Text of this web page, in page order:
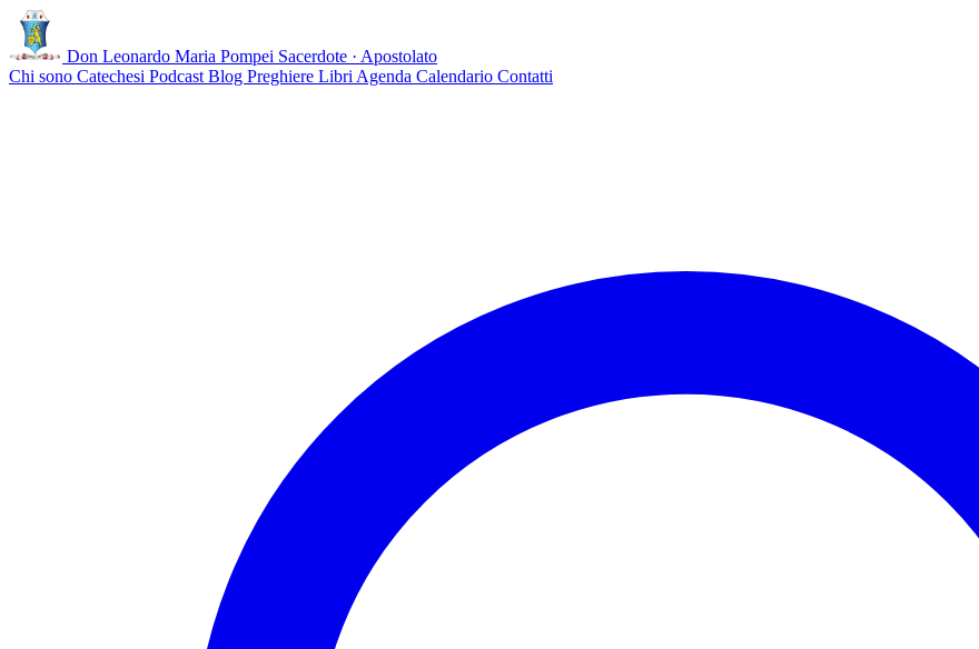
Don Leonardo Maria Pompei Sacerdote · Apostolato
Chi sono Catechesi Podcast Blog Preghiere Libri Agenda Calendario Contatti